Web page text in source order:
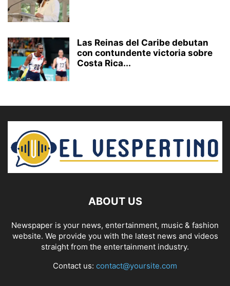
Las Reinas del Caribe debutan
con contundente victoria sobre
Costa Rica...
ABOUT US
Newspaper is your news, entertainment, music & fashion
website. We provide you with the latest news and videos
straight from the entertainment industry.
Contact us: contact@yoursite.com